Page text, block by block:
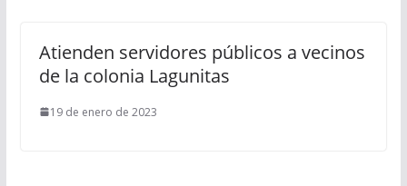
Atienden servidores públicos a vecinos
de la colonia Lagunitas
19 de enero de 2023